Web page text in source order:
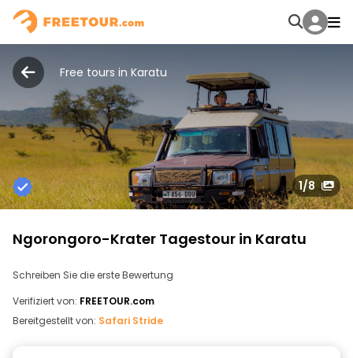
Free tours in Karatu
1/8
Ngorongoro-Krater Tagestour in Karatu
Schreiben Sie die erste Bewertung
Verifiziert von: FREETOUR.com
Bereitgestellt von: Safari Stride